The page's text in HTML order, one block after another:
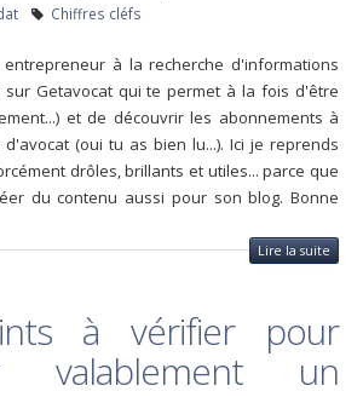
Chiffres cléfs
à la recherche d'informations
sur Getavocat qui te permet à la fois d'être
et de découvrir les abonnements à
(oui tu as bien lu...). Ici je reprends
drôles, brillants et utiles... parce que
du contenu aussi pour son blog. Bonne
Lire la suite
à vérifier pour
valablement un